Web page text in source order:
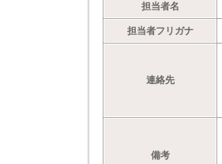
担当者名
担当者フリガナ
連絡先
備考